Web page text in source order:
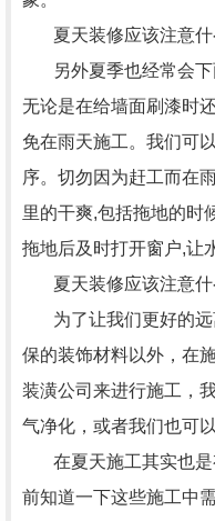
夏天装修应该注意
另外夏季也经常会
无论是在给墙面刷漆时
免在雨天施工。我们可
序。切勿因为赶工而在
里的干爽,包括拖地的时
拖地后及时打开窗户,让
夏天装修应该注意
为了让我们更好的
保的装饰材料以外，在
装潢公司来进行施工，
气净化，或者我们也可
在夏天施工其实也
前知道一下这些施工中